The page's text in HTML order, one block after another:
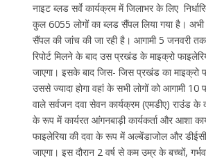
नाइट ब्लड सर्वे कार्यक्रम में जिलाभर के लिए
कुल 6055 लोगों का ब्लड सैंपल लिया गया है। अभी
सैंपल की जांच की जा रही है। आगामी 5 जनवरी
रिपोर्ट मिलने के बाद उस प्रखंड के माइक्रो
जाएगा। इसके बाद जिस- जिस प्रखंड का माइक्रो
उससे ज्यादा होगा वहां के सभी लोगों को आगामी
वाले सर्वजन दवा सेवन कार्यक्रम (एमडीए) राउंड के
के रूप में कार्यरत आंगनबाड़ी कार्यकर्ता और आशा
फाइलेरिया की दवा के रूप में अल्बेंडाजोल और
जाएगा। इस दौरान 2 वर्ष से कम उम्र के बच्चों,